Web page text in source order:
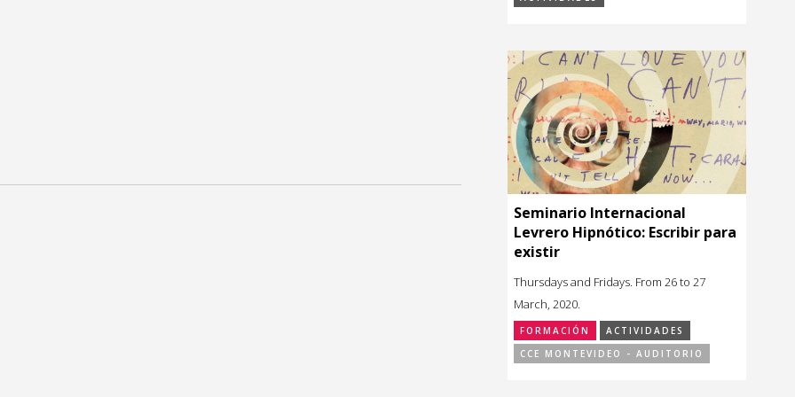
Seminario Internacional
Levrero Hipnótico: Escribir para
existir
Thursdays and Fridays. From 26 to 27
March, 2020.
FORMACIÓN
ACTIVIDADES
CCE MONTEVIDEO - AUDITORIO